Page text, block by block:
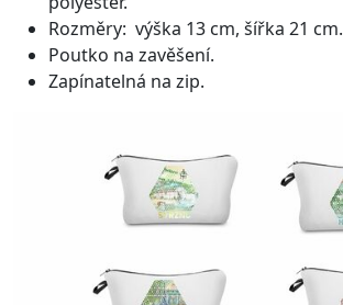
Rozměry: výška 13 cm, šířka 21 cm.
Poutko na zavěšení.
Zapínatelná na zip.